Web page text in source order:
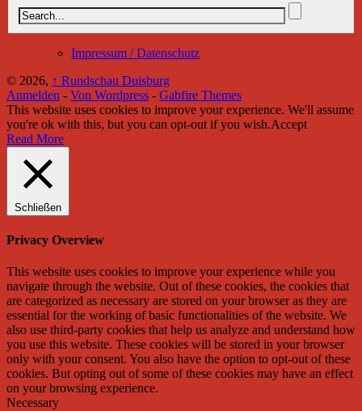
Impressum / Datenschutz
© 2026, ↑ Rundschau Duisburg
Anmelden - Von Wordpress - Gabfire Themes
This website uses cookies to improve your experience. We'll assume
you're ok with this, but you can opt-out if you wish.Accept
Read More
Schließen
Privacy Overview
This website uses cookies to improve your experience while you
navigate through the website. Out of these cookies, the cookies that
are categorized as necessary are stored on your browser as they are
essential for the working of basic functionalities of the website. We
also use third-party cookies that help us analyze and understand how
you use this website. These cookies will be stored in your browser
only with your consent. You also have the option to opt-out of these
cookies. But opting out of some of these cookies may have an effect
on your browsing experience.
Necessary